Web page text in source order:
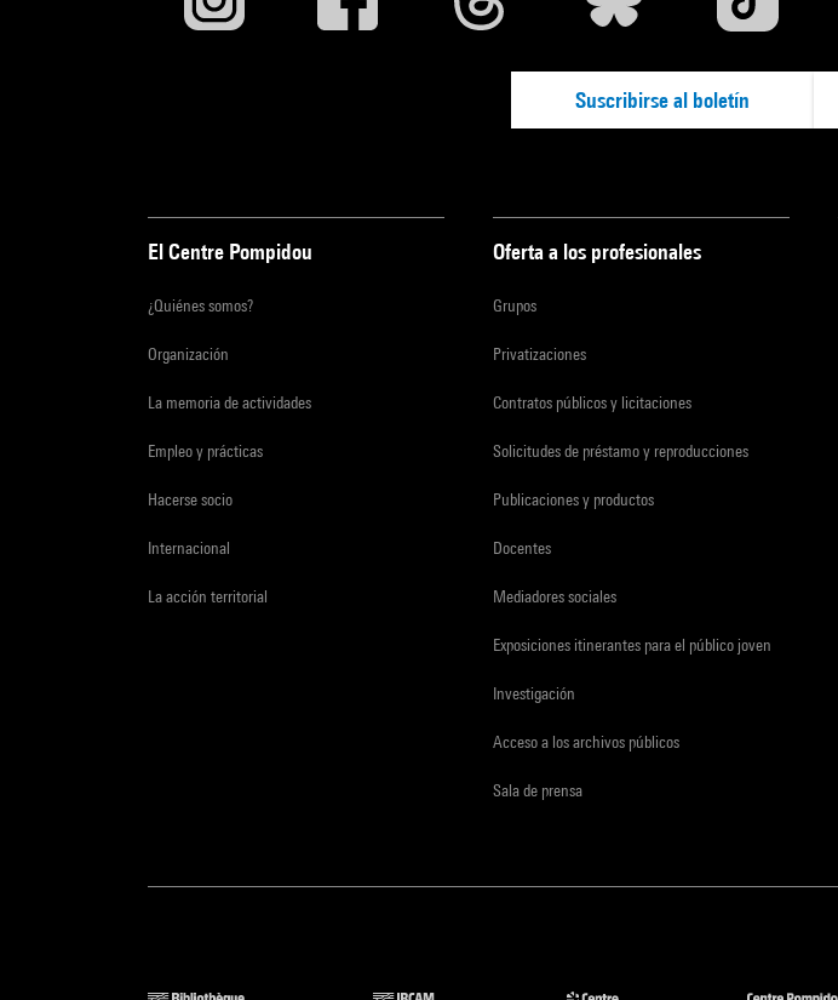
Suscribirse al boletín
El Centre Pompidou
¿Quiénes somos?
Organización
La memoria de actividades
Empleo y prácticas
Hacerse socio
Internacional
La acción territorial
Oferta a los profesionales
Grupos
Privatizaciones
Contratos públicos y licitaciones
Solicitudes de préstamo y reproducciones
Publicaciones y productos
Docentes
Mediadores sociales
Exposiciones itinerantes para el público joven
Investigación
Acceso a los archivos públicos
Sala de prensa